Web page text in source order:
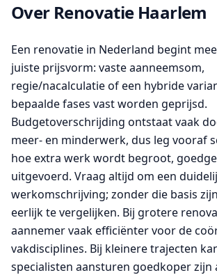
Over Renovatie Haarlem
Een renovatie in Nederland begint
juiste prijsvorm: vaste aanneemsom,
regie/nacalculatie of een hybride
bepaalde fases vast worden geprijsd.
Budgetoverschrijding ontstaat vaak
meer- en minderwerk, dus leg vooraf
hoe extra werk wordt begroot,
uitgevoerd. Vraag altijd om een
werkomschrijving; zonder die basis
eerlijk te vergelijken. Bij grotere
aannemer vaak efficiënter voor de
vakdisciplines. Bij kleinere trajecten
specialisten aansturen goedkoper zijn